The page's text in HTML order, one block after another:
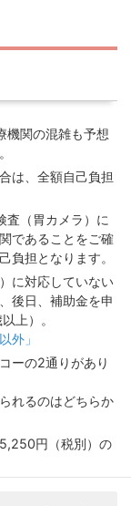
機関の混雑も予想
は、全額自己負担
査（胃カメラ）に
であることをご確
負担となります。
に対応していない
後日、補助金を申
上）。
外」
ーの2通りがあり
れるのはどちらか
円（税別）の